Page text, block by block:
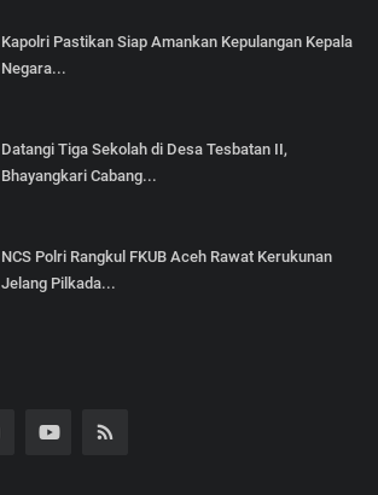
Kapolri Pastikan Siap Amankan Kepulangan Kepala
Negara...
Datangi Tiga Sekolah di Desa Tesbatan II,
Bhayangkari Cabang...
NCS Polri Rangkul FKUB Aceh Rawat Kerukunan
Jelang Pilkada...